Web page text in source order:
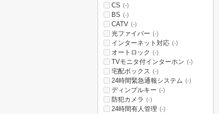
CS (-)
BS (-)
CATV (-)
光ファイバー (-)
インターネット対応 (-)
オートロック (-)
TVモニタ付インターホン (-)
宅配ボックス (-)
24時間緊急通報システム (-)
ディンプルキー (-)
防犯カメラ (-)
24時間有人管理 (-)